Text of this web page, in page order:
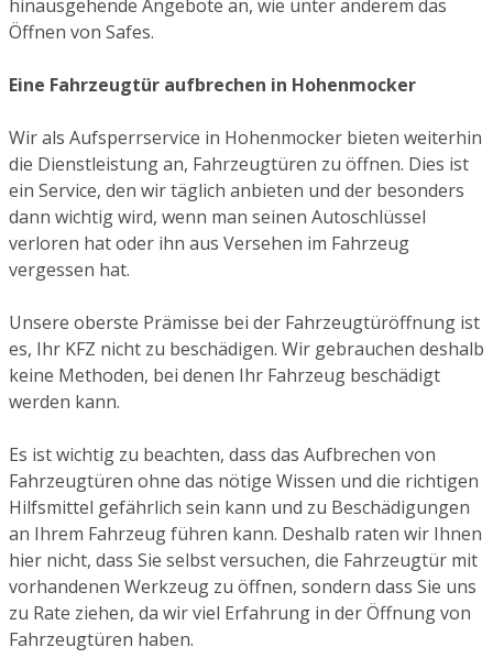
hinausgehende Angebote an, wie unter anderem das
Öffnen von Safes.
Eine Fahrzeugtür aufbrechen in Hohenmocker
Wir als Aufsperrservice in Hohenmocker bieten weiterhin
die Dienstleistung an, Fahrzeugtüren zu öffnen. Dies ist
ein Service, den wir täglich anbieten und der besonders
dann wichtig wird, wenn man seinen Autoschlüssel
verloren hat oder ihn aus Versehen im Fahrzeug
vergessen hat.
Unsere oberste Prämisse bei der Fahrzeugtüröffnung ist
es, Ihr KFZ nicht zu beschädigen. Wir gebrauchen deshalb
keine Methoden, bei denen Ihr Fahrzeug beschädigt
werden kann.
Es ist wichtig zu beachten, dass das Aufbrechen von
Fahrzeugtüren ohne das nötige Wissen und die richtigen
Hilfsmittel gefährlich sein kann und zu Beschädigungen
an Ihrem Fahrzeug führen kann. Deshalb raten wir Ihnen
hier nicht, dass Sie selbst versuchen, die Fahrzeugtür mit
vorhandenen Werkzeug zu öffnen, sondern dass Sie uns
zu Rate ziehen, da wir viel Erfahrung in der Öffnung von
Fahrzeugtüren haben.